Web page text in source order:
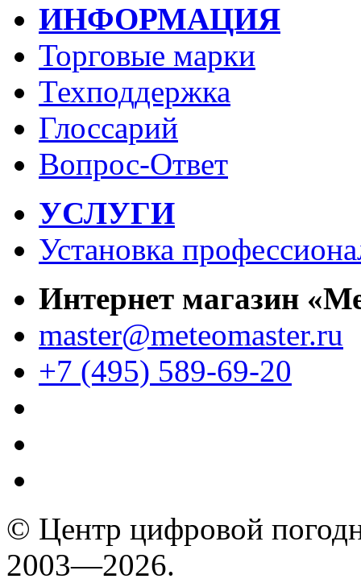
ИНФОРМАЦИЯ
Торговые марки
Техподдержка
Глоссарий
Вопрос-Ответ
УСЛУГИ
Установка
Интернет магазин
master@meteomaster.ru
+7 (495) 589-69-20
© Центр цифровой
2003—2026.